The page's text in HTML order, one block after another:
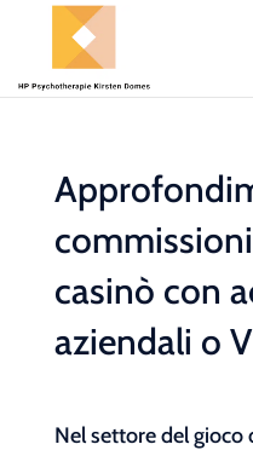
casinò con
aziendali o
Nel settore del gioco